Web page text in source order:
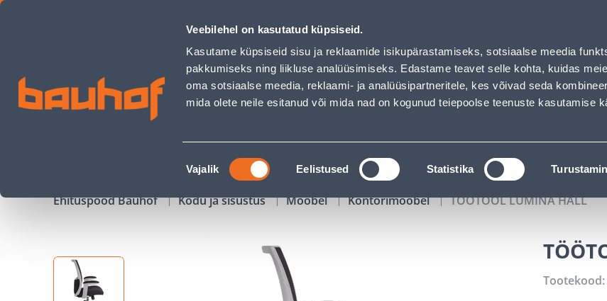
Veebilehel on kasutatud küpsiseid.
Kasutame küpsiseid sisu ja reklaamide isikupärastamiseks, sotsiaalse meedia
pakkumiseks ning liikluse analüüsimiseks. Edastame teavet selle kohta, kuidas
oma sotsiaalse meedia, reklaami- ja analüüsipartneritele, kes võivad seda
mida olete neile esitanud või mida nad on kogunud teiepoolse teenuste kasutamise
Nõusoleku
valik
Vajalik Eelistused Statistika
TÖÖTOOL LUMINA HALL - Bauhof has loaded
Äriklienditeenindus Klienditeenindus Teenused Karjäärileht
OTSI
KAMPAANIAD KATALOOGID TÖÖRIISTALAENUTUS
Ehituspood Bauhof Kodu ja sisustus Mööbel Kontorimööbel TÖÖTOOL LUMINA HALL
Tootekood: